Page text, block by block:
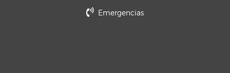
Emergencias